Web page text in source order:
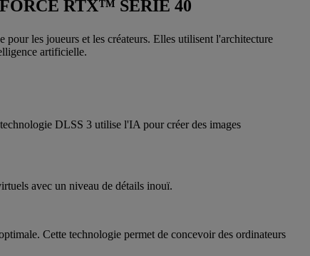
RTX™ SÉRIE 40
les joueurs et les créateurs. Elles utilisent l'architecture
artificielle.
DLSS 3 utilise l'IA pour créer des images
avec un niveau de détails inouï.
Cette technologie permet de concevoir des ordinateurs